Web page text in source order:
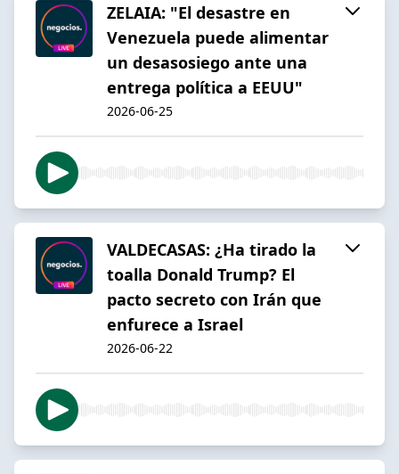
ZELAIA: "El desastre en
Venezuela puede alimentar
un desasosiego ante una
entrega política a EEUU"
2026-06-25
VALDECASAS: ¿Ha tirado la
toalla Donald Trump? El
pacto secreto con Irán que
enfurece a Israel
2026-06-22